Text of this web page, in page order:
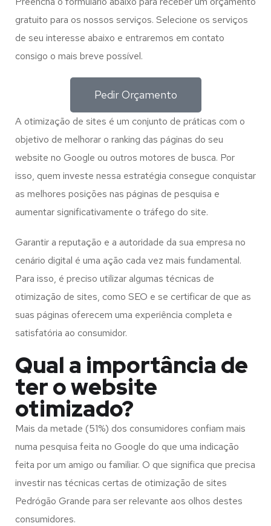
gratuito para os nossos serviços. Selecione os serviços
de seu interesse abaixo e entraremos em contato
consigo o mais breve possível.
Pedir Orçamento
A otimização de sites é um conjunto de práticas com o
objetivo de melhorar o ranking das páginas do seu
website no Google ou outros motores de busca. Por
isso, quem investe nessa estratégia consegue conquistar
as melhores posições nas páginas de pesquisa e
aumentar significativamente o tráfego do site.
Garantir a reputação e a autoridade da sua empresa no
cenário digital é uma ação cada vez mais fundamental.
Para isso, é preciso utilizar algumas técnicas de
otimização de sites, como SEO e se certificar de que as
suas páginas oferecem uma experiência completa e
satisfatória ao consumidor.
Qual a importância de
ter o website
otimizado?
Mais da metade (51%) dos consumidores confiam mais
numa pesquisa feita no Google do que uma indicação
feita por um amigo ou familiar. O que significa que precisa
investir nas técnicas certas de otimização de sites
Pedrógão Grande para ser relevante aos olhos destes
consumidores.